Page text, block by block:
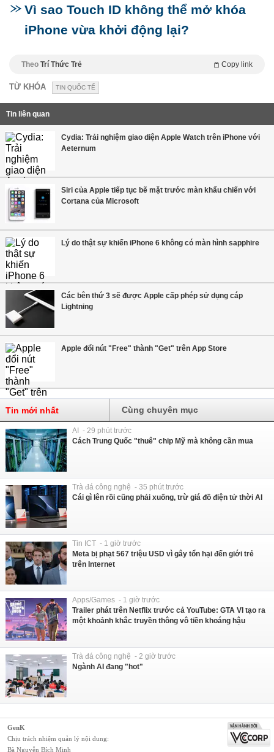
Vì sao Touch ID không thể mở khóa
iPhone vừa khởi động lại?
Theo Trí Thức Trẻ Copy link
TỪ KHÓA TIN QUỐC TẾ
Tin liên quan
Cydia: Trải nghiệm giao diện Apple Watch trên iPhone với
Aeternum
Siri của Apple tiếp tục bẽ mặt trước màn khẩu chiến với
Cortana của Microsoft
Lý do thật sự khiến iPhone 6 không có màn hình sapphire
Các bên thứ 3 sẽ được Apple cấp phép sử dụng cáp
Lightning
Apple đổi nút "Free" thành "Get" trên App Store
Tin mới nhất Cùng chuyên mục
AI - 29 phút trước
Cách Trung Quốc "thuê" chip Mỹ mà không cần mua
Trà đá công nghệ - 35 phút trước
Cái gì lên rồi cũng phải xuống, trừ giá đồ điện tử thời AI
Tin ICT - 1 giờ trước
Meta bị phạt 567 triệu USD vì gây tổn hại đến giới trẻ
trên Internet
Apps/Games - 1 giờ trước
Trailer phát trên Netflix trước cả YouTube: GTA VI tạo ra
một khoảnh khắc truyền thông vô tiền khoáng hậu
Trà đá công nghệ - 2 giờ trước
Ngành AI đang "hot"
GenK
Chịu trách nhiệm quản lý nội dung:
Bà Nguyễn Bích Minh